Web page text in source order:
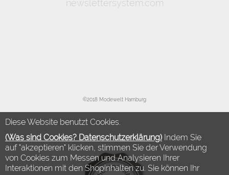
Diese Website benutzt Cookies.
(Was sind Cookies? Datenschutzerklärung) Indem Sie
auf "akzeptieren" klicken, stimmen Sie der Verwendung
von Cookies zum Messen und Analysieren Ihrer
Interaktionen mit den Shopinhalten zu. Sie können Ihr
©2018 Modewelt Hamburg